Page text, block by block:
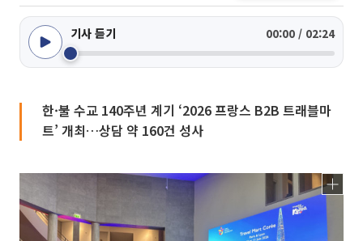
기사 듣기 00:00 / 02:24
한·불 수교 140주년 계기 ‘2026 프랑스 B2B 트래블마
트’ 개최…상담 약 160건 성사